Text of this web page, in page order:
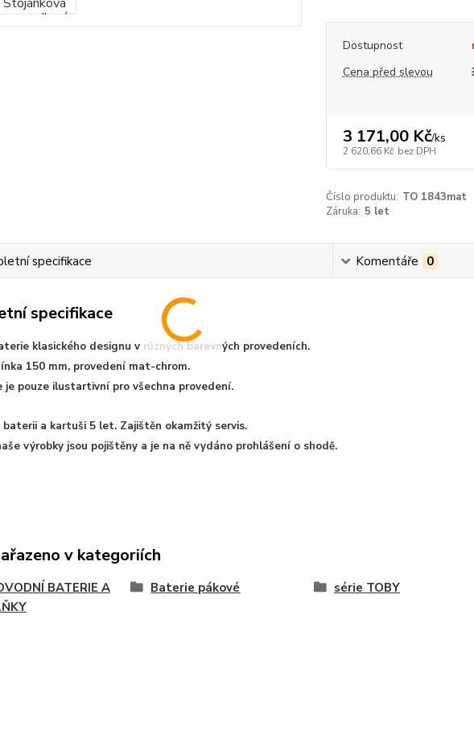
Dostupnost
Cena před slevou
3 171,00 Kč/ks
2 620,66 Kč bez DPH
Číslo produktu: TO 1843mat
Záruka: 5 let
specifikace Komentáře 0
specifikace
klasického designu v různých barevných provedeních.
150 mm, provedení mat-chrom.
je pouze ilustartivní pro všechna provedení.
baterii a kartuši 5 let. Zajištěn okamžitý servis.
výrobky jsou pojištěny a je na ně vydáno prohlášení o shodě.
v kategoriích
BATERIE A
Baterie pákové série TOBY